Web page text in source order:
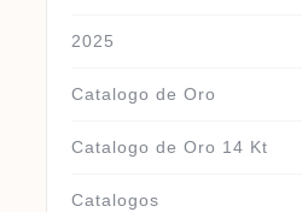
2025
Catalogo de Oro
Catalogo de Oro 14 Kt
Catalogos